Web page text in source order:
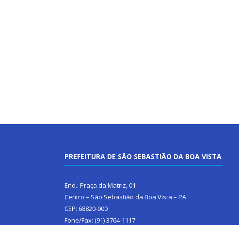
PREFEITURA DE SÃO SEBASTIÃO DA BOA VISTA
End.: Praça da Matriz, 01
Centro – São Sebastião da Boa Vista – PA
CEP: 68820-000
Fone/Fax: (91) 3764-1117